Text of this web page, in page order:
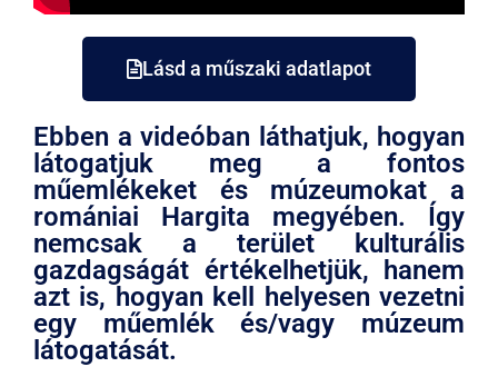
Lásd a műszaki adatlapot
Ebben a videóban láthatjuk, hogyan
látogatjuk meg a fontos
műemlékeket és múzeumokat a
romániai Hargita megyében. Így
nemcsak a terület kulturális
gazdagságát értékelhetjük, hanem
azt is, hogyan kell helyesen vezetni
egy műemlék és/vagy múzeum
látogatását.